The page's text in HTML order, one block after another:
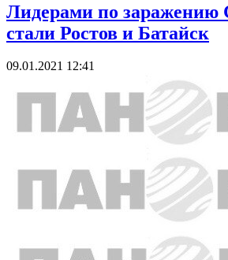
Лидерами по заражению
стали Ростов и Батайск
09.01.2021 12:41